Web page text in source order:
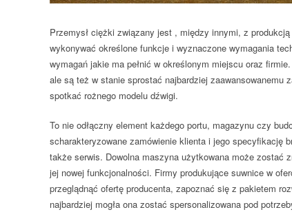
Przemysł ciężki związany jest , między innymi, z
wykonywać określone funkcje i wyznaczone wymagania
wymagań jakie ma pełnić w określonym miejscu oraz
ale są też w stanie sprostać najbardziej
spotkać rożnego modelu dźwigi.
To nie odłączny element każdego portu, magazynu czy
scharakteryzowane zamówienie klienta i jego specyfikację
także serwis. Dowolna maszyna użytkowana może zostać
jej nowej funkcjonalności. Firmy produkujące suwnice w
przeglądnąć ofertę producenta, zapoznać się z pakietem
najbardziej mogła ona zostać spersonalizowana pod